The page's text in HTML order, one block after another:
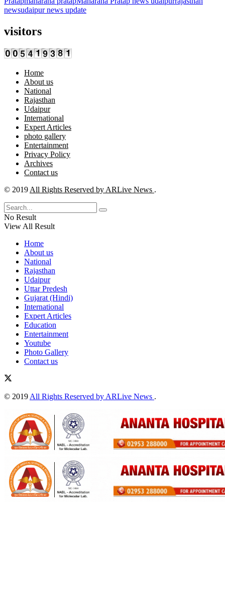
newsudaipur news update
visitors
Home
About us
National
Rajasthan
Udaipur
International
Expert Articles
photo gallery
Entertainment
Privacy Policy
Archives
Contact us
© 2019 All Rights Reserved by ARLive News .
No Result
View All Result
Home
About us
National
Rajasthan
Udaipur
Uttar Predesh
Gujarat (Hindi)
International
Expert Articles
Education
Entertainment
Youtube
Photo Gallery
Contact us
© 2019 All Rights Reserved by ARLive News .